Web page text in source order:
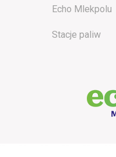
Echo Mlekpolu
Stacje paliw